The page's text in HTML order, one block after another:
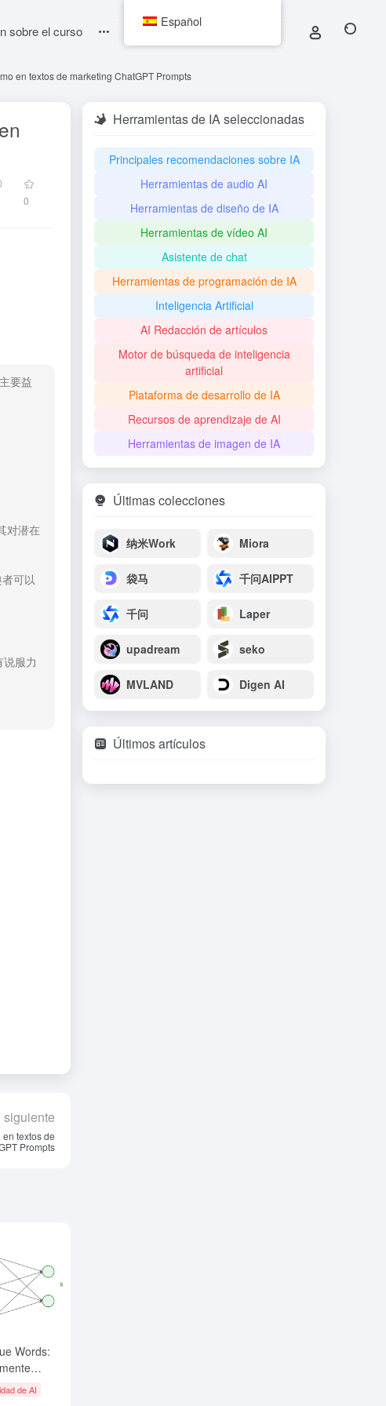
sobre el curso
en textos de marketing ChatGPT Prompts
0
要益
对潜在
可以
服力
textos de
Prompts
Words:
de AI
Herramientas de IA seleccionadas
Principales recomendaciones sobre IA
Herramientas de audio AI
Herramientas de diseño de IA
Herramientas de vídeo AI
Asistente de chat
Herramientas de programación de IA
Inteligencia Artificial
AI Redacción de artículos
Motor de búsqueda de inteligencia
artificial
Plataforma de desarrollo de IA
Recursos de aprendizaje de AI
Herramientas de imagen de IA
Últimas colecciones
纳米Work Miora
袋马 千问AIPPT
千问 Laper
upadream seko
MVLAND Digen AI
Últimos artículos
Español